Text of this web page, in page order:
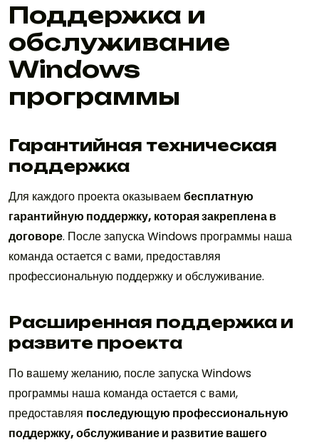
Поддержка и
обслуживание
Windows
программы
Гарантийная техническая
поддержка
Для каждого проекта оказываем бесплатную
гарантийную поддержку, которая закреплена в
договоре. После запуска Windows программы наша
команда остается с вами, предоставляя
профессиональную поддержку и обслуживание.
Расширенная поддержка и
развите проекта
По вашему желанию, после запуска Windows
программы наша команда остается с вами,
предоставляя последующую профессиональную
поддержку, обслуживание и развитие вашего